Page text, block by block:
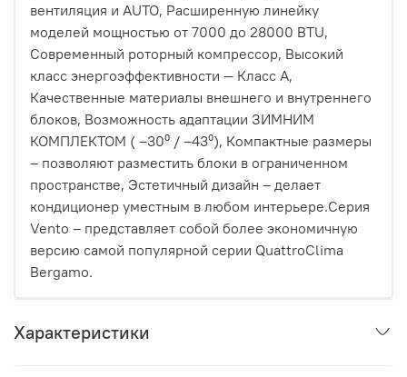
вентиляция и AUTO, Расширенную линейку
моделей мощностью от 7000 до 28000 BTU,
Современный роторный компрессор, Высокий
класс энергоэффективности — Класс A,
Качественные материалы внешнего и внутреннего
блоков, Возможность адаптации ЗИМНИМ
КОМПЛЕКТОМ ( –30⁰ / –43⁰), Компактные размеры
– позволяют разместить блоки в ограниченном
пространстве, Эстетичный дизайн – делает
кондиционер уместным в любом интерьере.Серия
Vento – представляет собой более экономичную
версию самой популярной серии QuattroClima
Bergamo.
Характеристики